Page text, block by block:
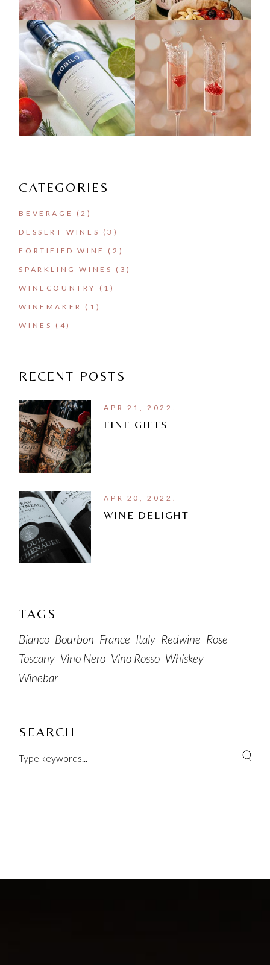
CATEGORIES
BEVERAGE (2)
DESSERT WINES (3)
FORTIFIED WINE (2)
SPARKLING WINES (3)
WINECOUNTRY (1)
WINEMAKER (1)
WINES (4)
RECENT POSTS
APR 21, 2022.
FINE GIFTS
APR 20, 2022.
WINE DELIGHT
TAGS
Bianco Bourbon France Italy Redwine Rose
Toscany Vino Nero Vino Rosso Whiskey
Winebar
SEARCH